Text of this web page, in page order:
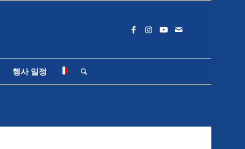
행사 일정